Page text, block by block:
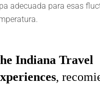
adecuada para esas
Indiana Travel
,